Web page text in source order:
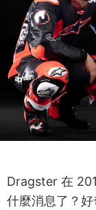
Dragster 在
什麼消息了？